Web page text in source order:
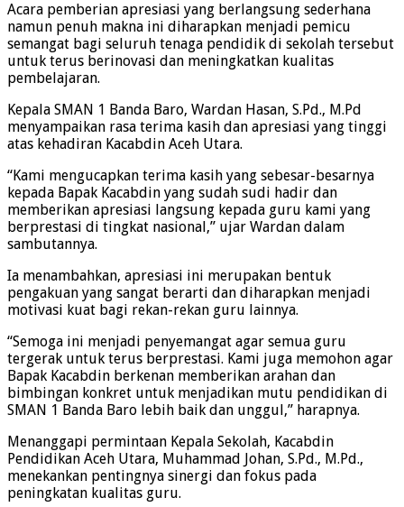
Acara pemberian apresiasi yang berlangsung sederhana
namun penuh makna ini diharapkan menjadi pemicu
semangat bagi seluruh tenaga pendidik di sekolah tersebut
untuk terus berinovasi dan meningkatkan kualitas
pembelajaran.
Kepala SMAN 1 Banda Baro, Wardan Hasan, S.Pd., M.Pd
menyampaikan rasa terima kasih dan apresiasi yang tinggi
atas kehadiran Kacabdin Aceh Utara.
“Kami mengucapkan terima kasih yang sebesar-besarnya
kepada Bapak Kacabdin yang sudah sudi hadir dan
memberikan apresiasi langsung kepada guru kami yang
berprestasi di tingkat nasional,” ujar Wardan dalam
sambutannya.
Ia menambahkan, apresiasi ini merupakan bentuk
pengakuan yang sangat berarti dan diharapkan menjadi
motivasi kuat bagi rekan-rekan guru lainnya.
“Semoga ini menjadi penyemangat agar semua guru
tergerak untuk terus berprestasi. Kami juga memohon agar
Bapak Kacabdin berkenan memberikan arahan dan
bimbingan konkret untuk menjadikan mutu pendidikan di
SMAN 1 Banda Baro lebih baik dan unggul,” harapnya.
Menanggapi permintaan Kepala Sekolah, Kacabdin
Pendidikan Aceh Utara, Muhammad Johan, S.Pd., M.Pd.,
menekankan pentingnya sinergi dan fokus pada
peningkatan kualitas guru.